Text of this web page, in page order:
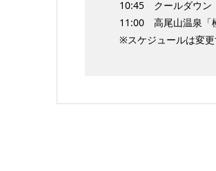
10:45 クールダウン
11:00 高尾山温泉「
※スケジュールは変